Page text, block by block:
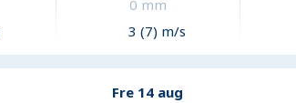
0 mm
3 (7) m/s
Fre 14 aug